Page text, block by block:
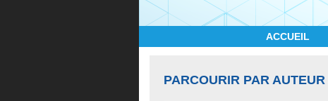
ACCUEIL
PARCOURIR PAR AUTEUR